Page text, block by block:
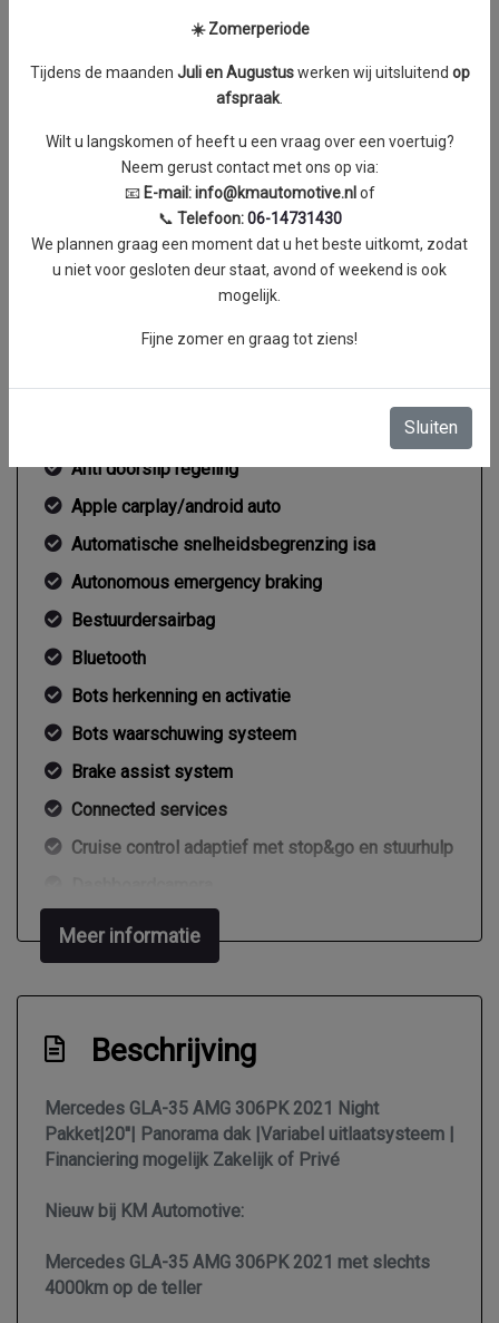
1991 cc
250 km/h
Maximum aantal toeren
per minuut
5800 RPM
0 Nm
Gemiddeld verbruik
8.3 l/100km
Overige
Anti doorslip regeling
Apple carplay/android auto
Automatische snelheidsbegrenzing isa
Autonomous emergency braking
Bestuurdersairbag
Bluetooth
Bots herkenning en activatie
Bots waarschuwing systeem
Brake assist system
Connected services
Cruise control adaptief met stop&go en stuurhulp
Dodehoek detectie
Dodehoekdetectie met correctie
Draadloze telefoonlader
Elektrisch bedienbare achterklep met
sensorsturing
Elektronisch stabiliteits programma
Hoofd airbag(s) achter
Keyless start
Knie airbag(s)
Matrix led koplampen
Meer informatie
Beschrijving
Mercedes GLA-35 AMG 306PK 2021 Night
Pakket|20''| Panorama dak |Variabel uitlaatsysteem |
Financiering mogelijk Zakelijk of Privé
Nieuw bij KM Automotive:
Mercedes GLA-35 AMG 306PK 2021 met slechts
4000km op de teller
☀️ Zomerperiode
Tijdens de maanden Juli en Augustuswerken wij uitsluitend op
afspraak.
Wilt u langskomen of heeft u een vraag over een voertuig?
Neem gerust contact met ons op via:
📧 E-mail:info@kmautomotive.nl of
📞 Telefoon:06-14731430
We plannen graag een moment dat u het beste uitkomt, zodat
u niet voor gesloten deur staat, avond of weekend is ook
mogelijk.
Fijne zomer en graag tot ziens!
Sluiten